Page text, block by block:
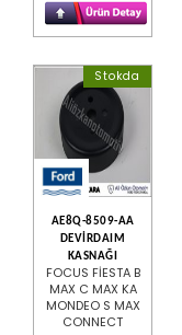
Stokda
AE8Q-8509-AA
DEVİRDAIM
KASNAĞI
FOCUS FİESTA B
MAX C MAX KA
MONDEO S MAX
CONNECT